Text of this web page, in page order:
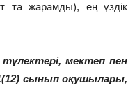
та жарамды), ең үздік
мектеп пен
сынып оқушылары,